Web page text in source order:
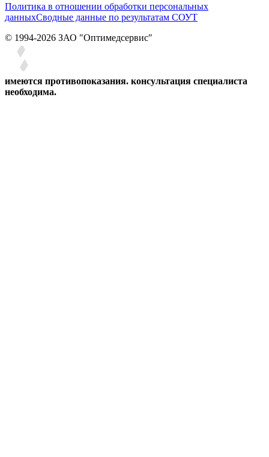
Политика в отношении обработки персональных
данныхСводные данные по результатам СОУТ
© 1994-2026 ЗАО ″Оптимедсервис″
имеются противопоказания. консультация специалиста
необходима.